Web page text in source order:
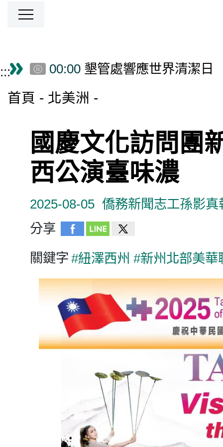
跳到主要內容區塊
:::僑務電子報首頁
00:00 墾管處響應世界清潔
首頁 北美洲
國慶文化訪問團
西公演臺味濃
2025-08-05 僑務新聞志工孫影真
分享
關鍵字 #紐澤西州 #新州北部美華